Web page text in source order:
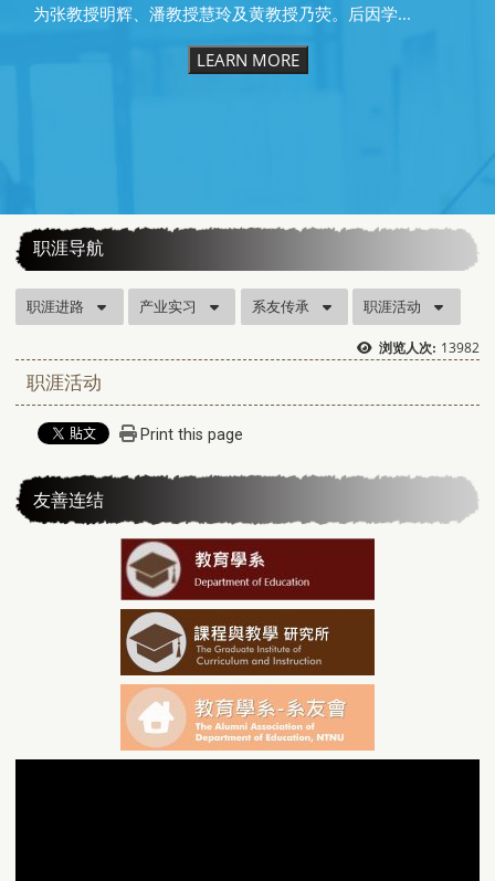
为张教授明辉、潘教授慧玲及黄教授乃荧。后因学...
LEARN MORE
职涯导航
职涯进路 产业实习 系友传承 职涯活动
浏览人次: 13982
职涯活动
Print this page
友善连结